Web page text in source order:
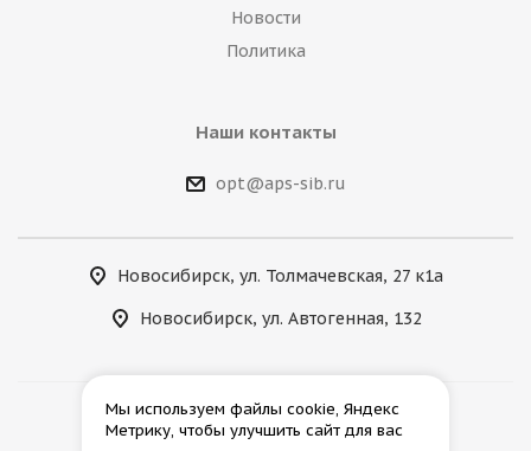
Новости
Политика
Наши контакты
opt@aps-sib.ru
Новосибирск, ул. Толмачевская, 27 к1а
Новосибирск, ул. Автогенная, 132
2026 © АгроПромСнаб
Мы используем файлы cookie, Яндекс
Метрику, чтобы улучшить сайт для вас